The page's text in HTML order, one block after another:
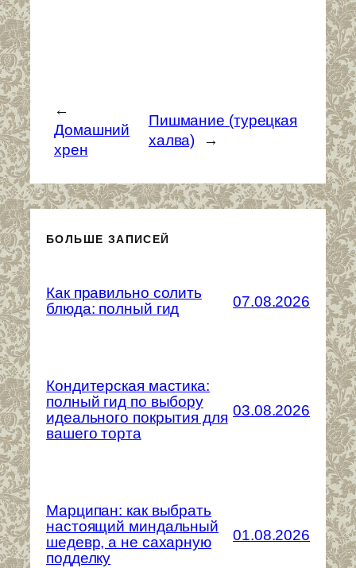
←
Домашний
хрен
Пишмание (турецкая
халва)
→
БОЛЬШЕ ЗАПИСЕЙ
Как правильно солить
блюда: полный гид
07.08.2026
Кондитерская мастика:
полный гид по выбору
идеального покрытия для
вашего торта
03.08.2026
Марципан: как выбрать
настоящий миндальный
шедевр, а не сахарную
подделку
01.08.2026